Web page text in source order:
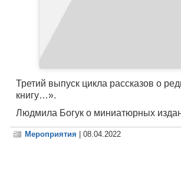
Третий выпуск цикла рассказов о
книгу…».
Людмила Богук о миниатюрных
Мероприятия | 08.04.2022